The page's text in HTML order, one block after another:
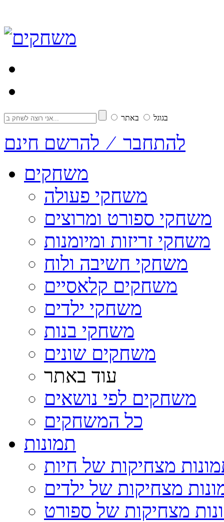
בגוגל באתר
להתחבר ⁄ להרשם חינם
משחקים
משחקי פעולה
משחקי ספורט ומרוצים
משחקי זריזות ומיומנות
משחקי חשיבה ולוח
משחקים קלאסיים
משחקי ילדים
משחקי בנות
משחקים שונים
עוד באתר
משחקים לפי נושאים
כל המשחקים
תמונות
מצחיקות של חיות
מצחיקות של ילדים
מצחיקות של ספורט